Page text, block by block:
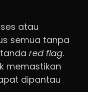
atau
semua tanpa
red flag.
memastikan
dipantau